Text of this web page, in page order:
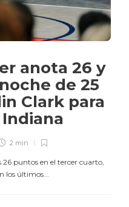
anota 26 y
de 25
Clark para
2 min
26 puntos en el tercer cuarto,
los últimos...